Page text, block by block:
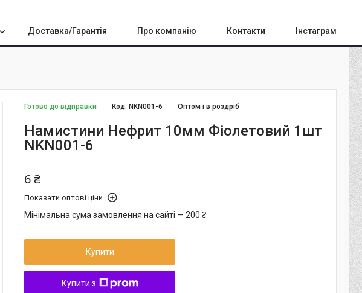
Доставка/Гарантія Про компанію Контакти Інстаграм
Готово до відправки Оптом і в роздріб
Код: NKN001-6
Намистини Нефрит 10мм Фіолетовий 1шт
NKN001-6
6 ₴
Показати оптові ціни
Мінімальна сума замовлення на сайті — 200 ₴
Купити
Купити з